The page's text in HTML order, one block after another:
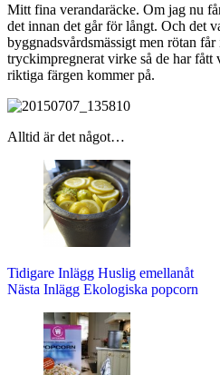
Mitt fina verandaräcke. Om jag nu
det innan det går för långt. Och det
byggnadsvårdsmässigt men rötan
tryckimpregnerat virke så de har
riktiga färgen kommer på.
Alltid är det något…
Tidigare Inlägg Huslig emellanåt
Nästa Inlägg Ekologiska popcorn